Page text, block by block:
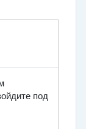
под